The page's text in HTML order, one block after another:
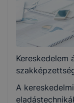
3 év
Választható
Nem
Kereskedelem
A